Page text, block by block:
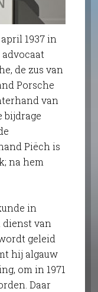
1937 in
de zus van
Porsche
van
bijdrage
Piëch is
na hem
in
dienst van
geleid
hij algauw
om in 1971
Daar